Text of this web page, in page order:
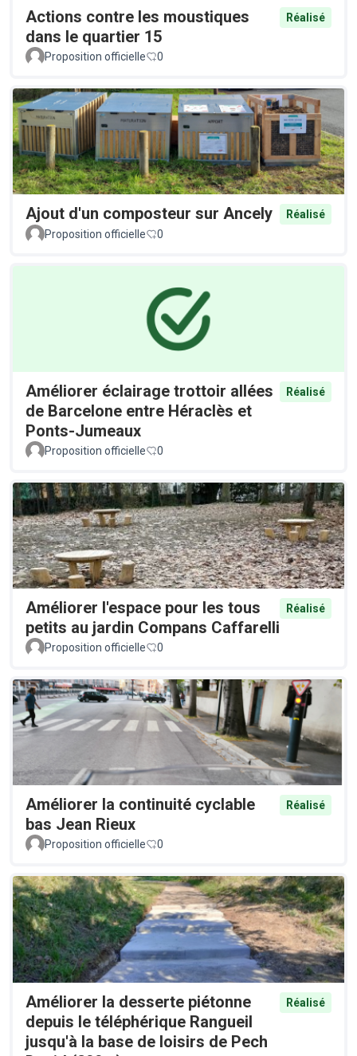
Actions contre les moustiques
dans le quartier 15
Réalisé
Proposition officielle 0
Ajout d'un composteur sur Ancely
Réalisé
Proposition officielle
0
Améliorer éclairage trottoir allées
de Barcelone entre Héraclès et
Ponts-Jumeaux
Réalisé
Proposition officielle 0
Améliorer l'espace pour les tous
petits au jardin Compans Caffarelli
Réalisé
Proposition officielle 0
Améliorer la continuité cyclable
bas Jean Rieux
Réalisé
Proposition officielle 0
Améliorer la desserte piétonne
depuis le téléphérique Rangueil
jusqu'à la base de loisirs de Pech
Réalisé